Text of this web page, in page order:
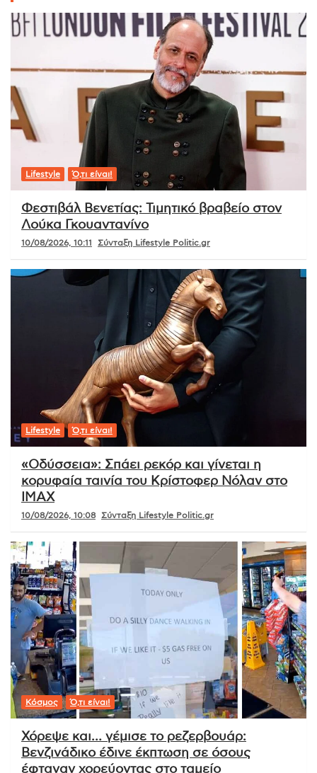
Lifestyle Ό,τι είναι!
Φεστιβάλ Βενετίας: Τιμητικό βραβείο στον
Λούκα Γκουαντανίνο
10/08/2026, 10:11 Σύνταξη Lifestyle Politic.gr
Lifestyle Ό,τι είναι!
«Οδύσσεια»: Σπάει ρεκόρ και γίνεται η
κορυφαία ταινία του Κρίστοφερ Νόλαν στο
IMAX
10/08/2026, 10:08 Σύνταξη Lifestyle Politic.gr
Κόσμος Ό,τι είναι!
Χόρεψε και… γέμισε το ρεζερβουάρ:
Βενζινάδικο έδινε έκπτωση σε όσους
έφταναν χορεύοντας στο ταμείο